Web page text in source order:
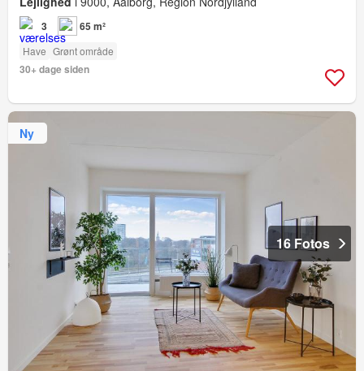
3 65 m²
Have Grønt område
30+ dage siden
Ny
16 Fotos